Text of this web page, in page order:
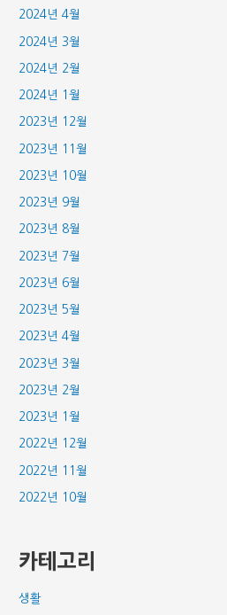
2024년 4월
2024년 3월
2024년 2월
2024년 1월
2023년 12월
2023년 11월
2023년 10월
2023년 9월
2023년 8월
2023년 7월
2023년 6월
2023년 5월
2023년 4월
2023년 3월
2023년 2월
2023년 1월
2022년 12월
2022년 11월
2022년 10월
카테고리
생활